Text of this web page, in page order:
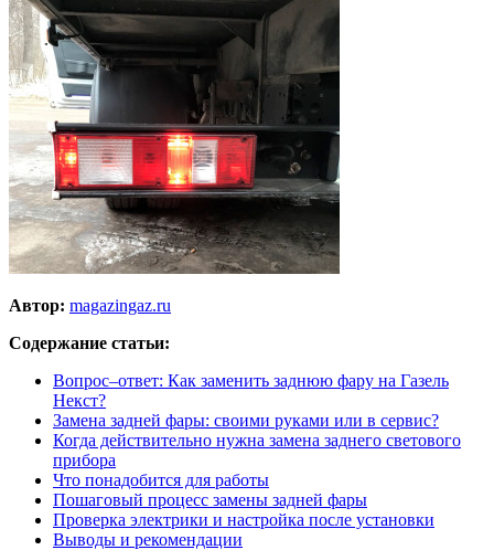
Автор: magazingaz.ru
Содержание статьи:
Вопрос–ответ: Как заменить заднюю фару на Газель
Некст?
Замена задней фары: своими руками или в сервис?
Когда действительно нужна замена заднего светового
прибора
Что понадобится для работы
Пошаговый процесс замены задней фары
Проверка электрики и настройка после установки
Выводы и рекомендации